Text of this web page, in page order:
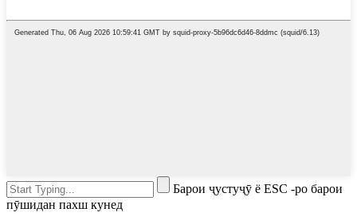
Барои ҷустуҷӯ ё ESC -ро барои
пӯшидан пахш кунед